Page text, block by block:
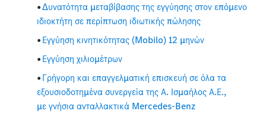
Δυνατότητα μεταβίβασης της εγγύησης στον επόμενο
ιδιοκτήτη σε περίπτωση ιδιωτικής πώλησης
Εγγύηση κινητικότητας (Mobilo) 12 μηνών
Εγγύηση χιλιομέτρων
Γρήγορη και επαγγελματική επισκευή σε όλα τα
εξουσιοδοτημένα συνεργεία της Α. Ισμαήλος Α.Ε.,
με γνήσια ανταλλακτικά Mercedes-Benz